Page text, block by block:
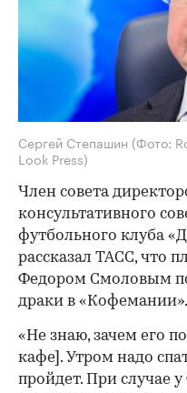
Сергей Степашин (Фото:
Look Press)
Член совета
консультативного
футбольного клуба
рассказал ТАСС, что
Федором Смоловым
драки в «Кофемании».
«Не знаю, зачем его
кафе]. Утром надо
пройдет. При случае